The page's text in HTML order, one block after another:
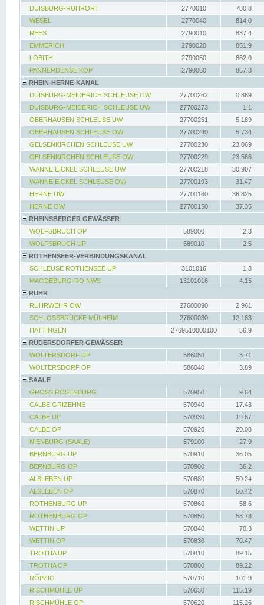
DUISBURG-RUHRORT
2770010
780.8
WESEL
2770040
814.0
REES
2790010
837.4
EMMERICH
2790020
851.9
LOBITH
2790050
862.0
PANNERDENSE KOP
2790060
867.3
RHEIN-HERNE-KANAL
DUISBURG-MEIDERICH SCHLEUSE OW
27700262
0.869
DUISBURG-MEIDERICH SCHLEUSE UW
27700273
1.1
OBERHAUSEN SCHLEUSE UW
27700251
5.189
OBERHAUSEN SCHLEUSE OW
27700240
5.734
GELSENKIRCHEN SCHLEUSE UW
27700230
23.069
GELSENKIRCHEN SCHLEUSE OW
27700229
23.566
WANNE EICKEL SCHLEUSE UW
27700218
30.907
WANNE EICKEL SCHLEUSE OW
27700193
31.47
HERNE UW
27700160
36.825
HERNE OW
27700150
37.35
RHEINSBERGER GEWÄSSER
WOLFSBRUCH OP
589000
2.3
WOLFSBRUCH UP
589010
2.5
ROTHENSEER-VERBINDUNGSKANAL
SCHLEUSE ROTHENSEE UP
3101016
1.3
MAGDEBURG-RO NWS
13101016
4.15
RUHR
RUHRWEHR OW
27600090
2.961
SCHLOSSBRÜCKE MÜLHEIM
27600030
12.183
HATTINGEN
2769510000100
56.9
RÜDERSDORFER GEWÄSSER
WOLTERSDORF UP
586050
3.71
WOLTERSDORF OP
586040
3.89
SAALE
GROSS ROSENBURG
570950
9.64
CALBE GRIZEHNE
570940
17.43
CALBE UP
570930
19.67
CALBE OP
570920
20.08
NIENBURG (SAALE)
579100
27.9
BERNBURG UP
570910
36.05
BERNBURG OP
570900
36.2
ALSLEBEN UP
570880
50.24
ALSLEBEN OP
570870
50.42
ROTHENBURG UP
570860
58.6
ROTHENBURG OP
570850
58.78
WETTIN UP
570840
70.3
WETTIN OP
570830
70.47
TROTHA UP
570810
89.15
TROTHA OP
570800
89.22
RÖPZIG
570710
101.9
RISCHMÜHLE UP
570630
115.19
RISCHMÜHLE OP
570620 115.26